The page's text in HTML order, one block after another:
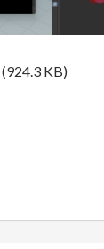
(924.3 KB)